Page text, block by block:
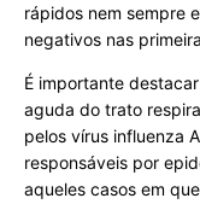
rápidos nem sempre
negativos nas
É importante
aguda do trato
pelos vírus influenza
responsáveis por
aqueles casos em